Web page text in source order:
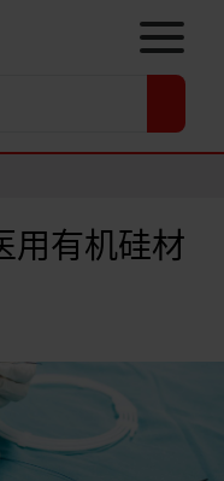
用有机硅材